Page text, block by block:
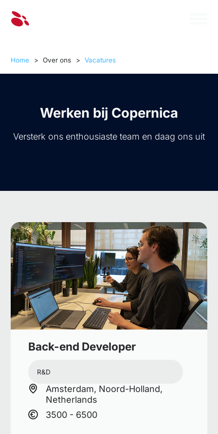
Home > Over ons > Vacatures
Werken bij Copernica
Versterk ons enthousiaste team en daag ons uit
Back-end Developer
R&D
Amsterdam, Noord-Holland,
Netherlands
3500 - 6500